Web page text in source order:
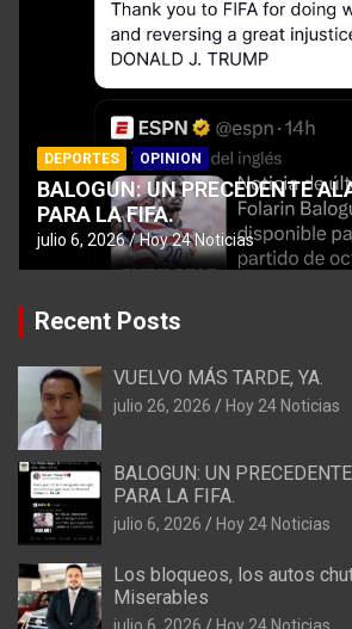
DEPORTES OPINION
BALOGUN: UN PRECEDENTE
PARA LA FIFA.
julio 6, 2026 Hoy 24 Noticias
Recent Posts
VUELVO MÁS TARDE, YA.
julio 26, 2026 Hoy 24 Noticias
BALOGUN: UN
PARA LA FIFA.
julio 6, 2026 Hoy 24 Noticias
Los bloqueos, los autos
Miserables